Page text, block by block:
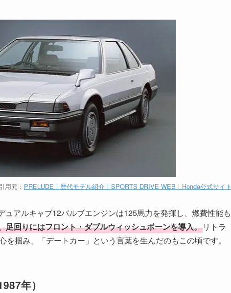
用元： PRELUDE｜歴代モデル紹介｜SPORTS DRIVE WEB｜Honda公式サイト
アルキャブ12バルブエンジンは125馬力を発揮し、燃費性能も
足回りにはフロント・ダブルウィッシュボーンを導入。 リトラ
掴み、「デートカー」という言葉を生んだのもこの頃です。
年）